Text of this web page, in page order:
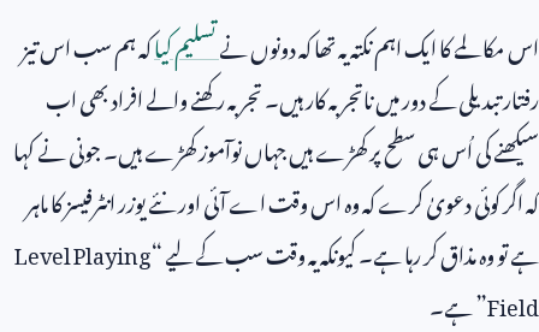
اس مکالمے کا ایک اہم نکتہ یہ تھا کہ دونوں نےتسلیم کیاکہ ہم سب اس تیز
رفتار تبدیلی کے دور میں ناتجربہ کار ہیں۔ تجربہ رکھنے والے افراد بھی اب
سیکھنے کی اُس ہی سطح پر کھڑے ہیں جہاں نوآموز کھڑے ہیں۔ جونی نے کہا
کہ اگر کوئی دعویٰ کرے کہ وہ اس وقت اے آئی اور نئے یوزر انٹرفیسز کا ماہر
ہے تو وہ مذاق کر رہا ہے۔ کیونکہ یہ وقت سب کے لیے “Level Playing
Field” ہے۔